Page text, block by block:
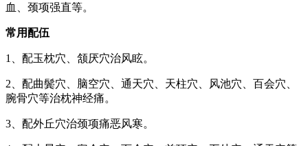
血、颈项强直等。
常用配伍
1、配玉枕穴、颔厌穴治风眩。
2、配曲鬓穴、脑空穴、通天穴、天柱穴、风池穴、百会穴、
腕骨穴等治枕神经痛。
3、配外丘穴治颈项痛恶风寒。